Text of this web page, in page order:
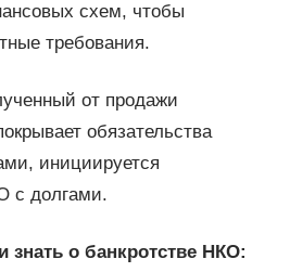
схем, чтобы
требования.
от продажи
обязательства
инициируется
с долгами.
о банкротстве НКО: